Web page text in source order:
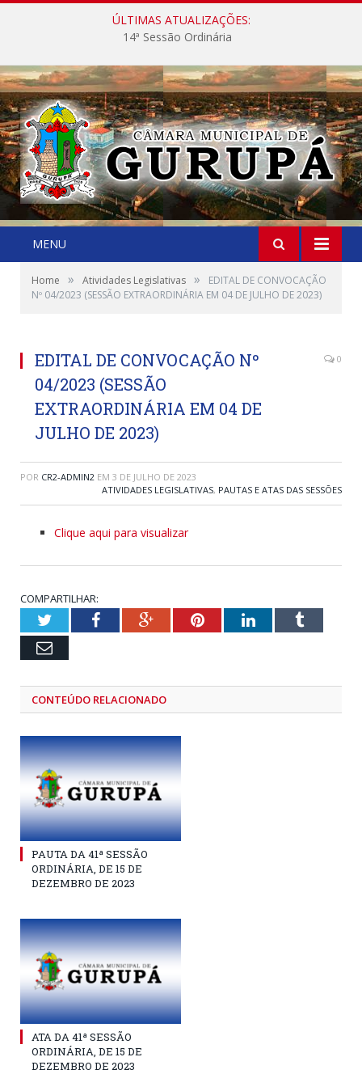
ÚLTIMAS ATUALIZAÇÕES:
14ª Sessão Ordinária
MENU
Home » Atividades Legislativas »
EDITAL DE CONVOCAÇÃO
Nº 04/2023 (SESSÃO EXTRAORDINÁRIA EM 04 DE JULHO DE 2023)
EDITAL DE CONVOCAÇÃO Nº
04/2023 (SESSÃO
EXTRAORDINÁRIA EM 04 DE
JULHO DE 2023)
0
POR CR2-ADMIN2 EM 3 DE JULHO DE 2023
ATIVIDADES LEGISLATIVAS, PAUTAS E ATAS DAS SESSÕES
Clique aqui para visualizar
COMPARTILHAR:
TwitterFacebookGoogle+PinterestLinkedInTumblr
Email
CONTEÚDO RELACIONADO
PAUTA DA 41ª SESSÃO
ORDINÁRIA, DE 15 DE
DEZEMBRO DE 2023
ATA DA 41ª SESSÃO
ORDINÁRIA, DE 15 DE
DEZEMBRO DE 2023